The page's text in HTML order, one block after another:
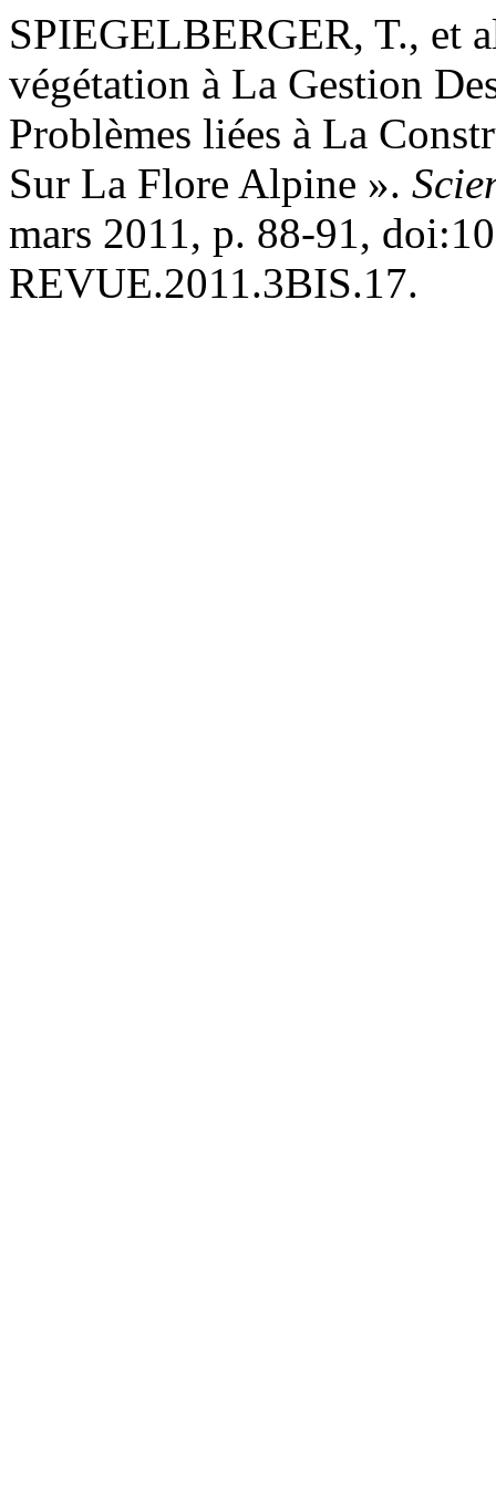
SPIEGELBERGER, T., et
végétation à La Gestion
Problèmes liées à La
Sur La Flore Alpine ».
mars 2011, p. 88-91,
REVUE.2011.3BIS.17.